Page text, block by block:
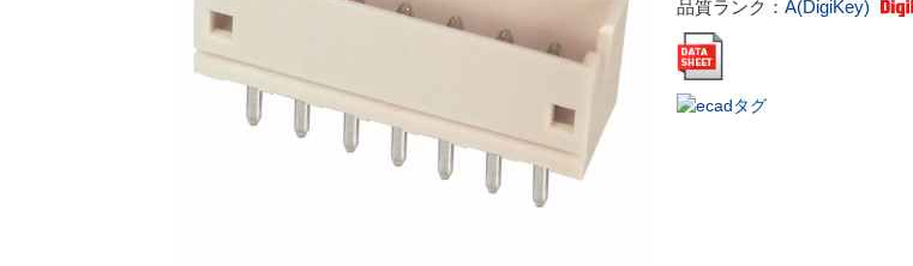
品質ランク： A(DigiKey)